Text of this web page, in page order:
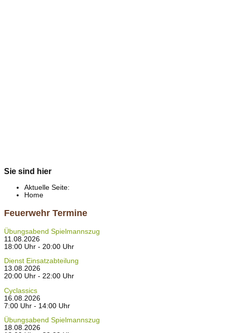
Sie sind hier
Aktuelle Seite:
Home
Feuerwehr Termine
Übungsabend Spielmannszug
11.08.2026
18:00 Uhr - 20:00 Uhr
Dienst Einsatzabteilung
13.08.2026
20:00 Uhr - 22:00 Uhr
Cyclassics
16.08.2026
7:00 Uhr - 14:00 Uhr
Übungsabend Spielmannszug
18.08.2026